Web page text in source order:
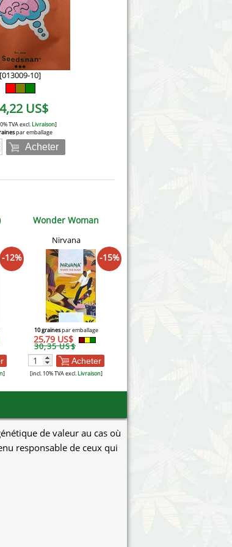
Victory Seeds
Vision Seeds
White Label Seeds
World of Seeds
CBD Chanvre Industriel
[013009-10]
US$
TVA excl.Livraison]
par emballage
Acheter
-12%
]
Wonder Woman
Nirvana
-15%
10 grainespar emballage
25,79 US$
30,35 US$
Acheter
[incl. 10% TVA excl.Livraison]
de valeur au cas où
responsable de ceux qui